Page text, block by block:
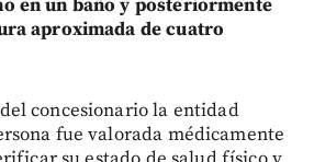
en un baño y posteriormente
aproximada de cuatro
concesionario la entidad
fue valorada médicamente